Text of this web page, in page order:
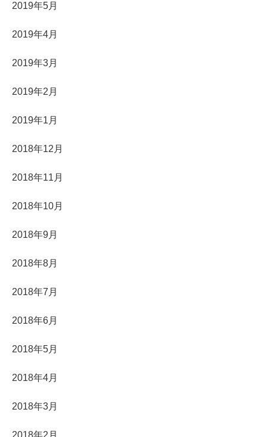
2019年5月
2019年4月
2019年3月
2019年2月
2019年1月
2018年12月
2018年11月
2018年10月
2018年9月
2018年8月
2018年7月
2018年6月
2018年5月
2018年4月
2018年3月